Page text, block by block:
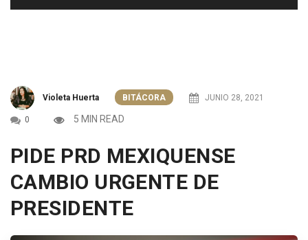
Violeta Huerta BITÁCORA JUNIO 28, 2021
0 5 MIN READ
PIDE PRD MEXIQUENSE
CAMBIO URGENTE DE
PRESIDENTE